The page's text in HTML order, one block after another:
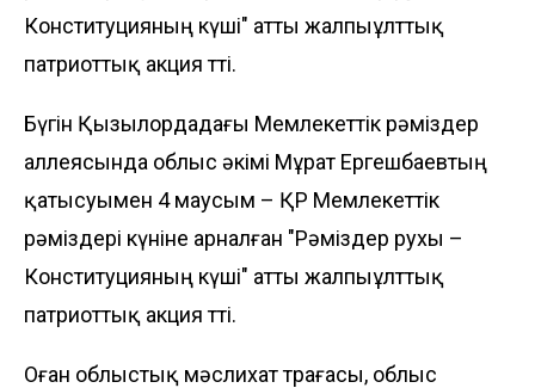
Конституцияның күші" атты жалпыұлттық
патриоттық акция өтті.
Бүгін Қызылордадағы Мемлекеттік рәміздер
аллеясында облыс әкімі Мұрат Ергешбаевтың
қатысуымен 4 маусым – ҚР Мемлекеттік
рәміздері күніне арналған "Рәміздер рухы –
Конституцияның күші" атты жалпыұлттық
патриоттық акция өтті.
Оған облыстық мәслихат төрағасы, облыс